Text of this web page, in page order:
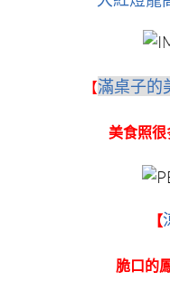
【滿桌子的
美食照很
【
脆口的